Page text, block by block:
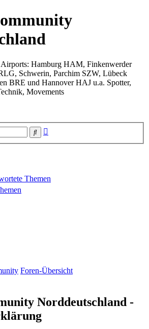
Airports: Hamburg HAM, Finkenwerder
Schwerin, Parchim SZW, Lübeck
BRE und Hannover HAJ u.a. Spotter,
Movements
Suche
Themen
Foren-Übersicht
Norddeutschland -